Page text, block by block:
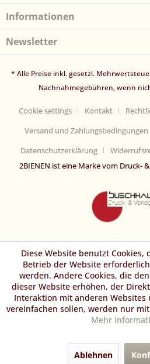
Informationen
Newsletter
* Alle Preise inkl. gesetzl.
Nachnahmegebühren, wenn
Cookie settings Kontakt
Versand und Zahlungsbedingungen
Datenschutzerklärung
2BIENEN ist eine Marke vom Druck-
Diese Website benutzt
Betrieb der Website
werden. Andere Cookies, die
dieser Website erhöhen, der
Interaktion mit anderen Websites
vereinfachen sollen, werden nur
Mehr
Ablehnen